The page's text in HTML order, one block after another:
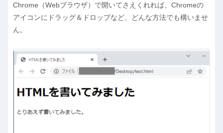
Chrome（Webブラウザ）で開いてさえくれれば、Chromeの
アイコンにドラッグ＆ドロップなど、どんな方法でも構いませ
ん。